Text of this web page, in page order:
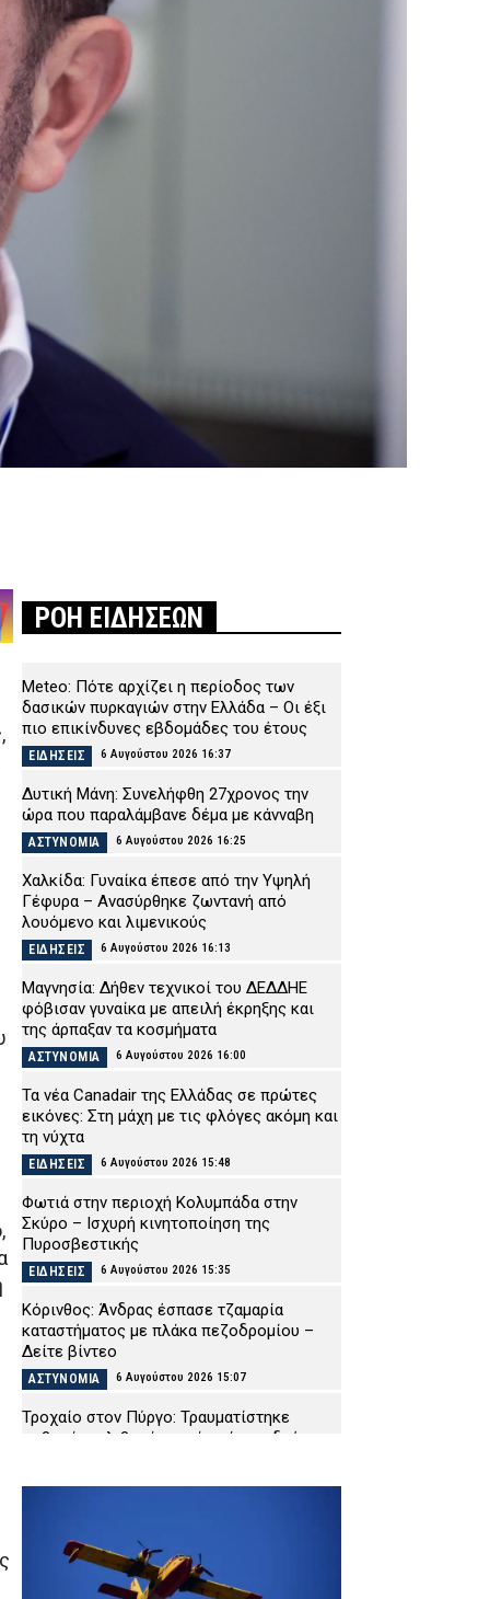
ΡΟΗ ΕΙΔΗΣΕΩΝ
Meteo: Πότε αρχίζει η περίοδος των
δασικών πυρκαγιών στην Ελλάδα – Οι έξι
πιο επικίνδυνες εβδομάδες του έτους
ΕΙΔΗΣΕΙΣ 6 Αυγούστου 2026 16:37
Δυτική Μάνη: Συνελήφθη 27χρονος την
ώρα που παραλάμβανε δέμα με κάνναβη
ΑΣΤΥΝΟΜΙΑ 6 Αυγούστου 2026 16:25
Χαλκίδα: Γυναίκα έπεσε από την Υψηλή
Γέφυρα – Ανασύρθηκε ζωντανή από
λουόμενο και λιμενικούς
ΕΙΔΗΣΕΙΣ 6 Αυγούστου 2026 16:13
Μαγνησία: Δήθεν τεχνικοί του ΔΕΔΔΗΕ
φόβισαν γυναίκα με απειλή έκρηξης και
της άρπαξαν τα κοσμήματα
ΑΣΤΥΝΟΜΙΑ 6 Αυγούστου 2026 16:00
Τα νέα Canadair της Ελλάδας σε πρώτες
εικόνες: Στη μάχη με τις φλόγες ακόμη και
τη νύχτα
ΕΙΔΗΣΕΙΣ 6 Αυγούστου 2026 15:48
Φωτιά στην περιοχή Κολυμπάδα στην
Σκύρο – Ισχυρή κινητοποίηση της
Πυροσβεστικής
ΕΙΔΗΣΕΙΣ 6 Αυγούστου 2026 15:35
Κόρινθος: Άνδρας έσπασε τζαμαρία
καταστήματος με πλάκα πεζοδρομίου –
Δείτε βίντεο
ΑΣΤΥΝΟΜΙΑ 6 Αυγούστου 2026 15:07
Τροχαίο στον Πύργο: Τραυματίστηκε
σοβαρά ντελιβεράς μετά από σφοδρή
ΕΙΔΗΣΕΙΣ 6 Αυγούστου 2026 14:58
στις «Πισίνες» Κερίου – Επέβαινε σε
ημερόπλοιο που έκανε τον γύρο του